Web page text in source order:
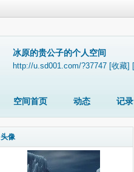
冰原的贵公子的个人空间
http://u.sd001.com/?37747 [收藏]
空间首页 动态 记录
头像